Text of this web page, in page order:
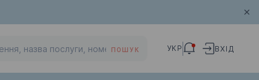
ПОШУК УКР ВХІД